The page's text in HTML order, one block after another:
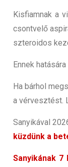
Kisfiamnak a
csontvelő
szteroidos
Ennek
Ha bárhol
a vérvesztést.
Sanyikával
küzdünk a
Sanyikának